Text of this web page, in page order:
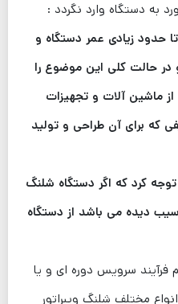
به دستگاه وارد نگردد :
حدود زیادی عمر دستگاه و
در حالت کلی این موضوع را
از ماشین آلات و تجهیزات
که برای آن طراحی و تولید
کرد که اگر دستگاه شلنگ
دیده می باشد از دستگاه
فرآیند سرویس دوره ای و یا
مختلف شلنگ ویبراتور